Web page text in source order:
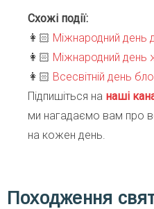
Схожі події:
👩🏻 Міжнародний день
👩🏻 Міжнародний день
👩🏻 Всесвітній день
Підпишіться на наші
ми нагадаємо вам про
на кожен день.
Походження